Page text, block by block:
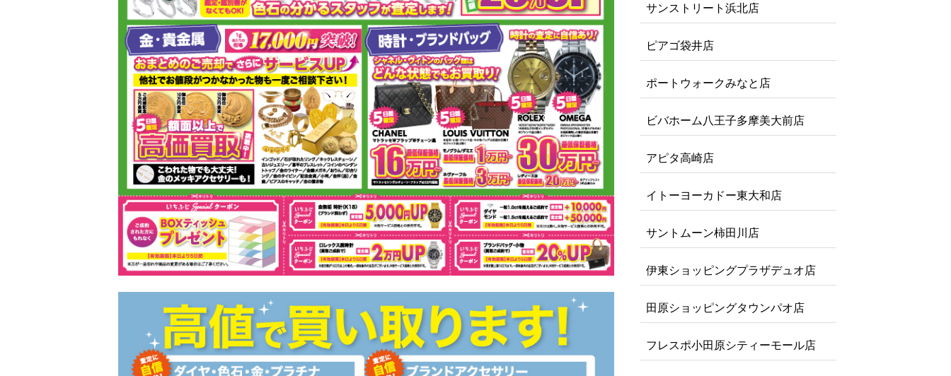
サンストリート浜北店
ピアゴ袋井店
ポートウォークみなと店
ビバホーム八王子多摩美大前店
アピタ高崎店
イトーヨーカドー東大和店
サントムーン柿田川店
伊東ショッピングプラザデュオ店
田原ショッピングタウンパオ店
フレスポ小田原シティーモール店